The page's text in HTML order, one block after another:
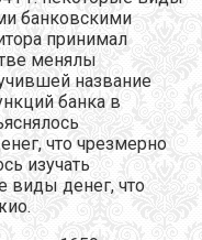
банковскими
принимал
менялы
название
банка в
что чрезмерно
изучать
виды денег, что